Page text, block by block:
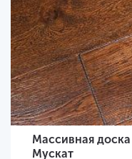
Массивная
Мускат